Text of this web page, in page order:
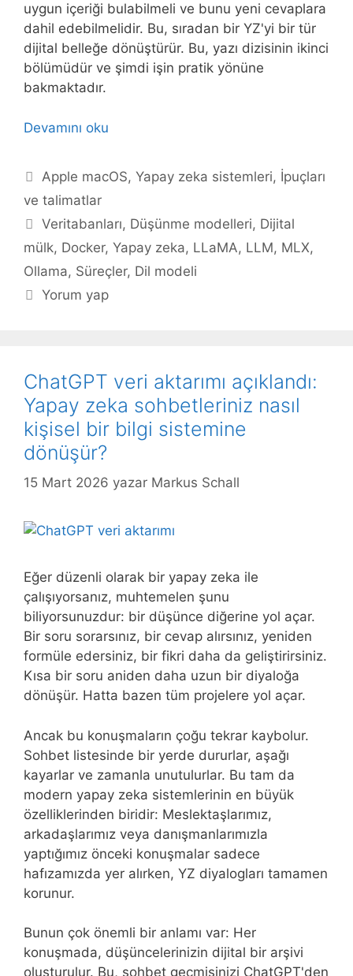
uygun içeriği bulabilmeli ve bunu yeni cevaplara
dahil edebilmelidir. Bu, sıradan bir YZ'yi bir tür
dijital belleğe dönüştürür. Bu, yazı dizisinin ikinci
bölümüdür ve şimdi işin pratik yönüne
bakmaktadır.
Devamını oku
Kategoriler
Apple macOS,Yapay zeka sistemleri, İpuçları
ve talimatlar
Etiketler
Veritabanları, Düşünme modelleri, Dijital
mülk, Docker, Yapay zeka, LLaMA, LLM, MLX,
Ollama, Süreçler, Dil modeli
Yorum yap
ChatGPT veri aktarımı açıklandı:
Yapay zeka sohbetleriniz nasıl
kişisel bir bilgi sistemine
dönüşür?
15 Mart 2026 yazar Markus Schall
Eğer düzenli olarak bir yapay zeka ile
çalışıyorsanız, muhtemelen şunu
biliyorsunuzdur: bir düşünce diğerine yol açar.
Bir soru sorarsınız, bir cevap alırsınız, yeniden
formüle edersiniz, bir fikri daha da geliştirirsiniz.
Kısa bir soru aniden daha uzun bir diyaloğa
dönüşür. Hatta bazen tüm projelere yol açar.
Ancak bu konuşmaların çoğu tekrar kaybolur.
Sohbet listesinde bir yerde dururlar, aşağı
kayarlar ve zamanla unutulurlar. Bu tam da
modern yapay zeka sistemlerinin en büyük
özelliklerinden biridir: Meslektaşlarımız,
arkadaşlarımız veya danışmanlarımızla
yaptığımız önceki konuşmalar sadece
hafızamızda yer alırken, YZ diyalogları tamamen
korunur.
Bunun çok önemli bir anlamı var: Her
konuşmada, düşüncelerinizin dijital bir arşivi
oluşturulur. Bu, sohbet geçmişinizi ChatGPT'den